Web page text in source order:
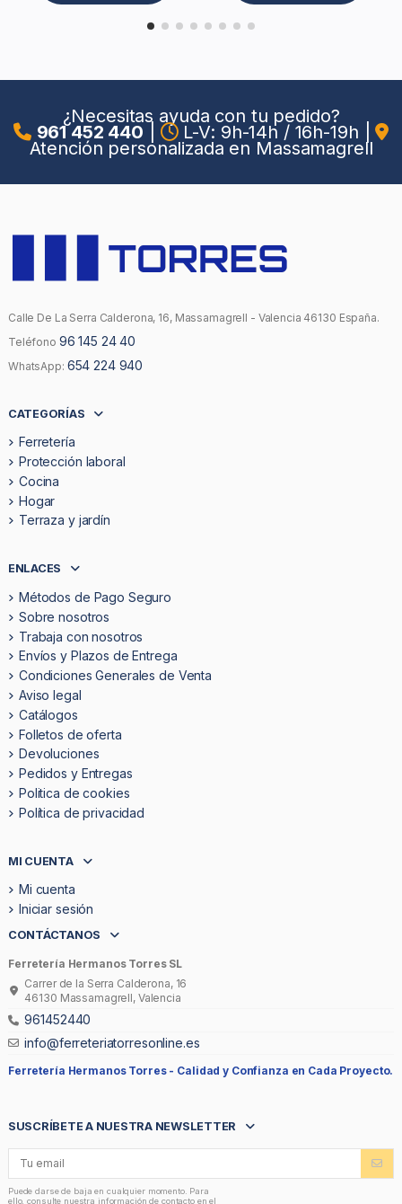
¿Necesitas ayuda con tu pedido?
961 452 440 L-V: 9h-14h / 16h-19h
Atención personalizada en Massamagrell
Calle De La Serra Calderona, 16, Massamagrell - Valencia 46130 España.
Teléfono 96 145 24 40
WhatsApp: 654 224 940
CATEGORÍAS
Ferretería
Protección laboral
Cocina
Hogar
Terraza y jardín
ENLACES
Métodos de Pago Seguro
Sobre nosotros
Trabaja con nosotros
Envíos y Plazos de Entrega
Condiciones Generales de Venta
Aviso legal
Catálogos
Folletos de oferta
Devoluciones
Pedidos y Entregas
Politica de cookies
Política de privacidad
MI CUENTA
Mi cuenta
Iniciar sesión
CONTÁCTANOS
Ferretería Hermanos Torres SL
Carrer de la Serra Calderona, 16
46130 Massamagrell, Valencia
961452440
info@ferreteriatorresonline.es
Ferretería Hermanos Torres - Calidad y Confianza en Cada Proyecto.
SUSCRÍBETE A NUESTRA NEWSLETTER
Puede darse de baja en cualquier momento. Para
ello, consulte nuestra información de contacto en el